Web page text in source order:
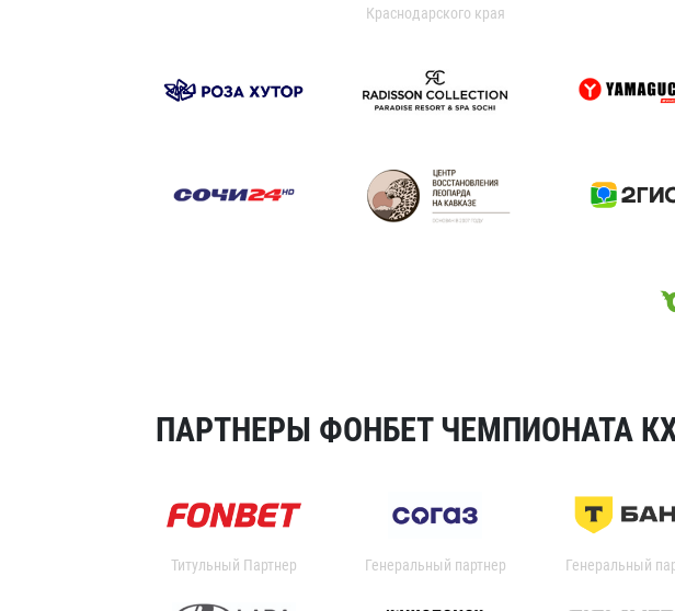
Краснодарского края
ПАРТНЕРЫ ФОНБЕТ ЧЕМПИОНАТА
Титульный Партнер Генеральный партнер Генеральный